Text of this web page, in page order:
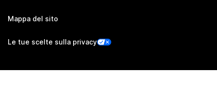
Mappa del sito
Le tue scelte sulla privacy